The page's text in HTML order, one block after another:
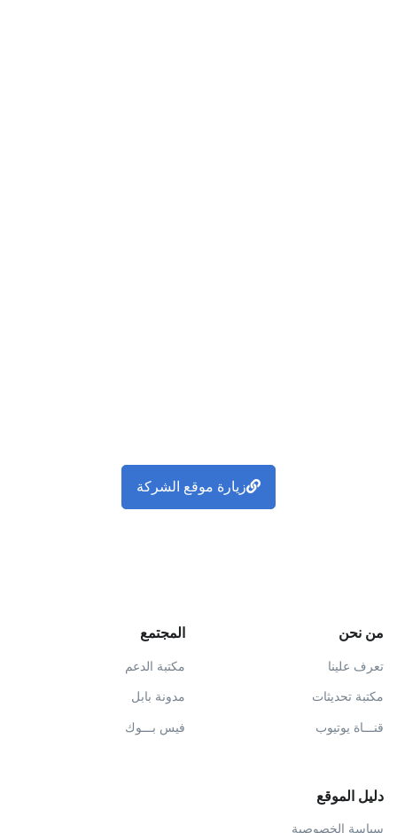
زيارة موقع الشركة
من نحن
تعرف علينا
مكتبة تحديثات
قنـــاة يوتيوب
المجتمع
مكتبة الدعم
مدونة بابل
فيس بـــوك
دليل الموقع
سياسة الخصوصية